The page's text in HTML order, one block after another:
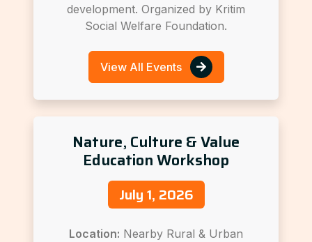
development. Organized by Kritim
Social Welfare Foundation.
View All Events
Nature, Culture & Value
Education Workshop
July 1, 2026
Location: Nearby Rural & Urban